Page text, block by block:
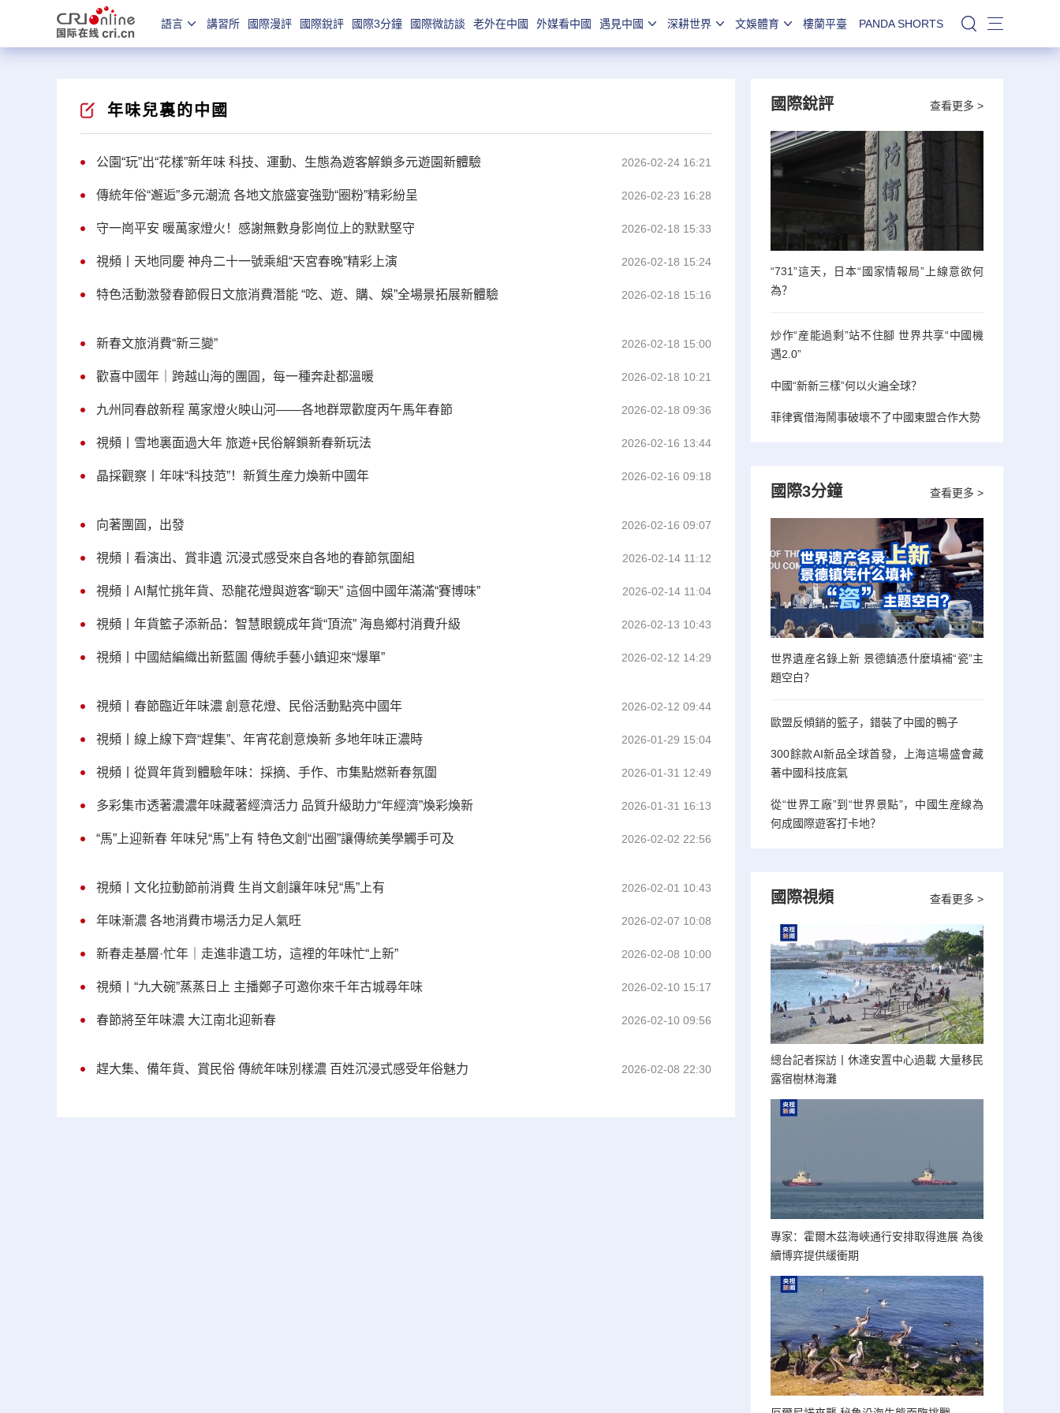
語言 講習所 國際漫評 國際銳評 國際3分鐘 國際微訪談 老外在中國 外媒看中國 遇見中國 深耕世界 文娛體育 樓蘭平臺 PANDA SHORTS 站內搜索
年味兒裏的中國
公園“玩”出“花樣”新年味 科技、運動、生態為遊客解鎖多元遊園新體驗 2026-02-24 16:21
傳統年俗“邂逅”多元潮流 各地文旅盛宴強勁“圈粉”精彩紛呈 2026-02-23 16:28
守一崗平安 暖萬家燈火！感謝無數身影崗位上的默默堅守 2026-02-18 15:33
視頻丨天地同慶 神舟二十一號乘組“天宮春晚”精彩上演 2026-02-18 15:24
特色活動激發春節假日文旅消費潛能 “吃、遊、購、娛”全場景拓展新體驗 2026-02-18 15:16
新春文旅消費“新三變” 2026-02-18 15:00
歡喜中國年｜跨越山海的團圓，每一種奔赴都溫暖 2026-02-18 10:21
九州同春啟新程 萬家燈火映山河——各地群眾歡度丙午馬年春節 2026-02-18 09:36
視頻丨雪地裏面過大年 旅遊+民俗解鎖新春新玩法 2026-02-16 13:44
晶採觀察丨年味“科技范”！新質生産力煥新中國年 2026-02-16 09:18
向著團圓，出發 2026-02-16 09:07
視頻丨看演出、賞非遺 沉浸式感受來自各地的春節氛圍組 2026-02-14 11:12
視頻丨AI幫忙挑年貨、恐龍花燈與遊客“聊天” 這個中國年滿滿“賽博味” 2026-02-14 11:04
視頻丨年貨籃子添新品：智慧眼鏡成年貨“頂流” 海島鄉村消費升級 2026-02-13 10:43
視頻丨中國結編織出新藍圖 傳統手藝小鎮迎來“爆單” 2026-02-12 14:29
視頻丨春節臨近年味濃 創意花燈、民俗活動點亮中國年 2026-02-12 09:44
視頻丨線上線下齊“趕集”、年宵花創意煥新 多地年味正濃時 2026-01-29 15:04
視頻丨從買年貨到體驗年味：採摘、手作、市集點燃新春氛圍 2026-01-31 12:49
多彩集市透著濃濃年味藏著經濟活力 品質升級助力“年經濟”煥彩煥新 2026-01-31 16:13
“馬”上迎新春 年味兒“馬”上有 特色文創“出圈”讓傳統美學觸手可及 2026-02-02 22:56
視頻丨文化拉動節前消費 生肖文創讓年味兒“馬”上有 2026-02-01 10:43
年味漸濃 各地消費市場活力足人氣旺 2026-02-07 10:08
新春走基層·忙年｜走進非遺工坊，這裡的年味忙“上新” 2026-02-08 10:00
視頻丨“九大碗”蒸蒸日上 主播鄭子可邀你來千年古城尋年味 2026-02-10 15:17
春節將至年味濃 大江南北迎新春 2026-02-10 09:56
趕大集、備年貨、賞民俗 傳統年味別樣濃 百姓沉浸式感受年俗魅力 2026-02-08 22:30
查看更多 >
國際銳評
“731”這天，日本“國家情報局”上線意欲何
為？
炒作“産能過剩”站不住腳 世界共享“中國機
遇2.0”
中國“新新三樣”何以火遍全球？
菲律賓借海鬧事破壞不了中國東盟合作大勢
查看更多 >
國際3分鐘
世界遺産名錄上新 景德鎮憑什麼填補“瓷”主
題空白？
歐盟反傾銷的籃子，錯裝了中國的鴨子
300餘款AI新品全球首發，上海這場盛會藏
著中國科技底氣
從“世界工廠”到“世界景點”，中國生産線為
何成國際遊客打卡地？
查看更多 >
國際視頻
總台記者探訪丨休達安置中心過載 大量移民
露宿樹林海灘
專家：霍爾木茲海峽通行安排取得進展 為後
續博弈提供緩衝期